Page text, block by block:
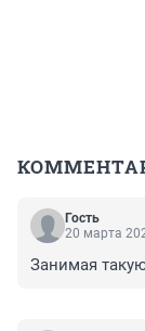
Гость
20 марта
Занимая